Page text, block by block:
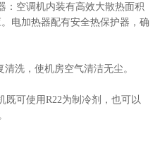
空调机内装有高效大散热面积
电加热器配有安全热保护器，确
洗，使机房空气清洁无尘。
可使用R22为制冷剂，也可以